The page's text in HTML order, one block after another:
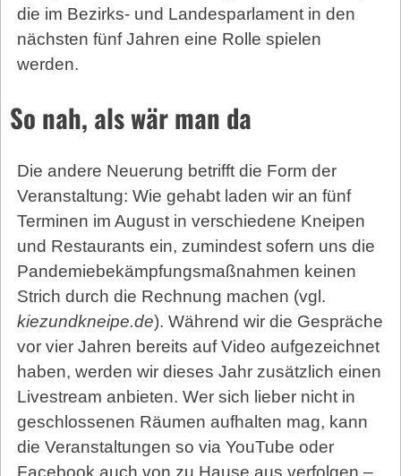
die im Bezirks- und Landesparlament in den
nächsten fünf Jahren eine Rolle spielen
werden.
So nah, als wär man da
Die andere Neuerung betrifft die Form der
Veranstaltung: Wie gehabt laden wir an fünf
Terminen im August in verschiedene Kneipen
und Restaurants ein, zumindest sofern uns die
Pandemiebekämpfungsmaßnahmen keinen
Strich durch die Rechnung machen (vgl. ­
kiezundkneipe.de). Während wir die Gespräche
vor vier Jahren bereits auf Video aufgezeichnet
haben, werden wir dieses Jahr zusätzlich einen
Livestream anbieten. Wer sich lieber nicht in
geschlossenen Räumen aufhalten mag, kann
die Veranstaltungen so via YouTube oder
Facebook auch von zu Hause aus verfolgen –